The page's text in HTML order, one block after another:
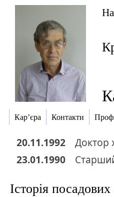
Кар’єра Контакти
20.11.1992 Доктор
23.01.1990
Історія